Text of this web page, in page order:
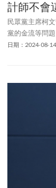
計師不會
民眾黨主席柯
黨的金流等問
司搜索，民眾
珊珊下午前往
了一點點的勞
計師這樣做，
了解，檢調除
預計將約談端
日期：2024-08-14